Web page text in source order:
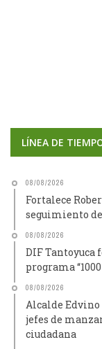
LÍNEA DE
08/08/2026
Fortalece
seguimiento
08/08/2026
DIF
programa
08/08/2026
Alcalde
jefes de
ciudadana